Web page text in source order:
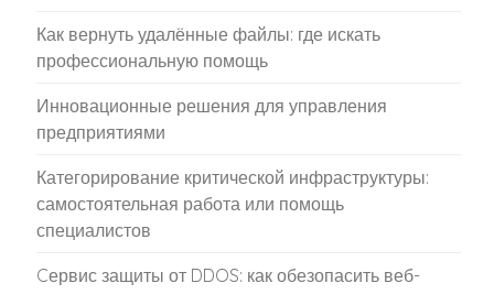
Как вернуть удалённые файлы: где искать
профессиональную помощь
Инновационные решения для управления
предприятиями
Категорирование критической инфраструктуры:
самостоятельная работа или помощь
специалистов
Cервис защиты от DDOS: как обезопасить веб-